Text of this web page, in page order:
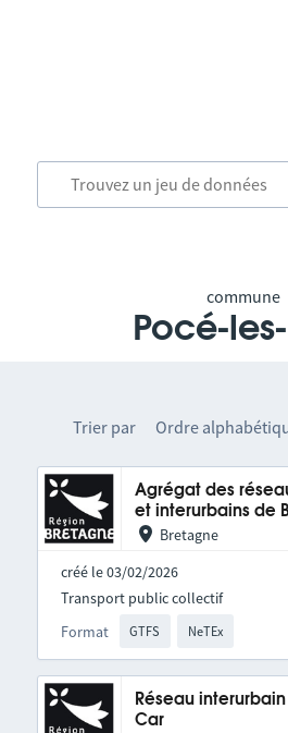
commune
Pocé-
Trier par Ordre
Agrégat des
et interurbains de
Bretagne
créé le 03/02/2026
Format GTFS NeTEx
Transport public collectif
Réseau
Car